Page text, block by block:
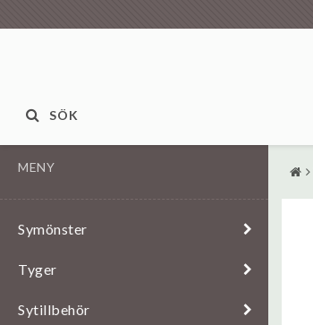
SÖK
MENY
Symönster
Tyger
Sytillbehör